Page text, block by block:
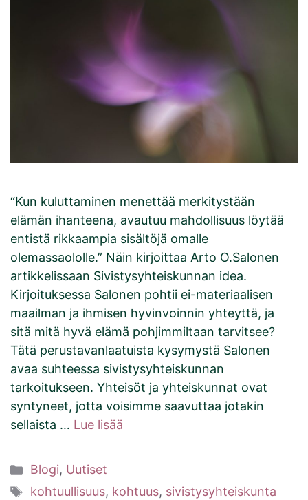
“Kun kuluttaminen menettää merkitystään
elämän ihanteena, avautuu mahdollisuus löytää
entistä rikkaampia sisältöjä omalle
olemassaololle.” Näin kirjoittaa Arto O.Salonen
artikkelissaan Sivistysyhteiskunnan idea.
Kirjoituksessa Salonen pohtii ei-materiaalisen
maailman ja ihmisen hyvinvoinnin yhteyttä, ja
sitä mitä hyvä elämä pohjimmiltaan tarvitsee?
Tätä perustavanlaatuista kysymystä Salonen
avaa suhteessa sivistysyhteiskunnan
tarkoitukseen. Yhteisöt ja yhteiskunnat ovat
syntyneet, jotta voisimme saavuttaa jotakin
sellaista … Lue lisää
Kategoriat
Blogi, Uutiset
Avainsanat
kohtuullisuus, kohtuus, sivistysyhteiskunta